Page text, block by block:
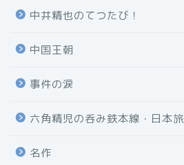
中井精也のてつたび！
中国王朝
事件の涙
六角精児の呑み鉄本線・日本旅
名作